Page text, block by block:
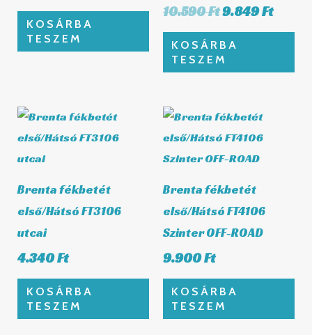
KOSÁRBA
TESZEM
10.590Ft9.849Ft
KOSÁRBA
TESZEM
Brenta fékbetét
első/Hátsó FT3106
utcai
4.340Ft
KOSÁRBA
TESZEM
Brenta fékbetét
első/Hátsó FT4106
Szinter OFF-ROAD
9.900Ft
KOSÁRBA
TESZEM